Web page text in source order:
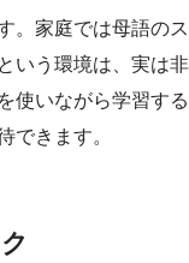
。家庭では母語のス
いう環境は、実は非
使いながら学習する
できます。